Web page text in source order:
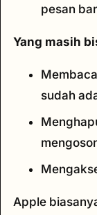
pesan
Yang masih
sudah
Apple